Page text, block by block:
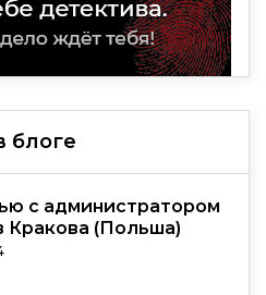
блоге
с администратором
Кракова (Польша)